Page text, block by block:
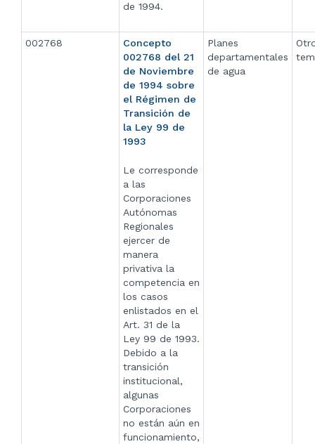
de 1994.
002768
Concepto
002768 del 21
de Noviembre
de 1994 sobre
el Régimen de
Transición de
la Ley 99 de
1993
Le corresponde
a las
Corporaciones
Autónomas
Regionales
ejercer de
manera
privativa la
competencia en
los casos
enlistados en el
Art. 31 de la
Ley 99 de 1993.
Debido a la
transición
institucional,
algunas
Corporaciones
no están aún en
funcionamiento,
Planes
departamentales
de agua